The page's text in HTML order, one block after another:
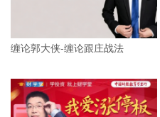
缠论郭大侠-缠论跟庄战法